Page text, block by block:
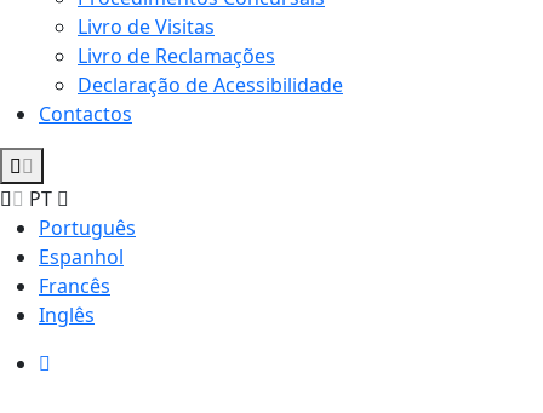
Livro de Visitas
Livro de Reclamações
Declaração de Acessibilidade
Contactos
PT
Português
Espanhol
Francês
Inglês